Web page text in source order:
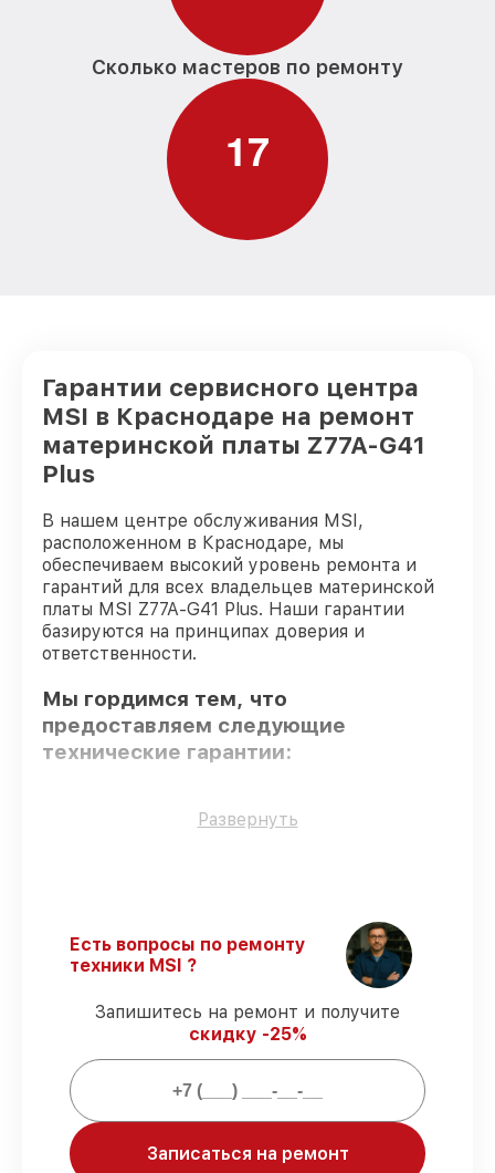
Сколько мастеров по ремонту
17
Гарантии сервисного центра
MSI в Краснодаре на ремонт
материнской платы Z77A-G41
Plus
В нашем центре обслуживания MSI,
расположенном в Краснодаре, мы
обеспечиваем высокий уровень ремонта и
гарантий для всех владельцев материнской
платы MSI Z77A-G41 Plus. Наши гарантии
базируются на принципах доверия и
ответственности.
Мы гордимся тем, что
предоставляем следующие
технические гарантии:
Использование оригинальных
обучение и ежегодную аттестацию, что
подтверждает их уровень мастерства.
Точное соблюдение сроков
–
соблюдаем сроки сервиса материнской
платы Z77A-G41 Plus, согласованные с
Подтвержденная гарантия–
обслуживаем материнских плат всегда
со строгим соблюдением гарантийных
обязательств.
Развернуть
Есть вопросы по ремонту
техники MSI ?
Запишитесь на ремонт и получите
скидку -25%
Записаться на ремонт